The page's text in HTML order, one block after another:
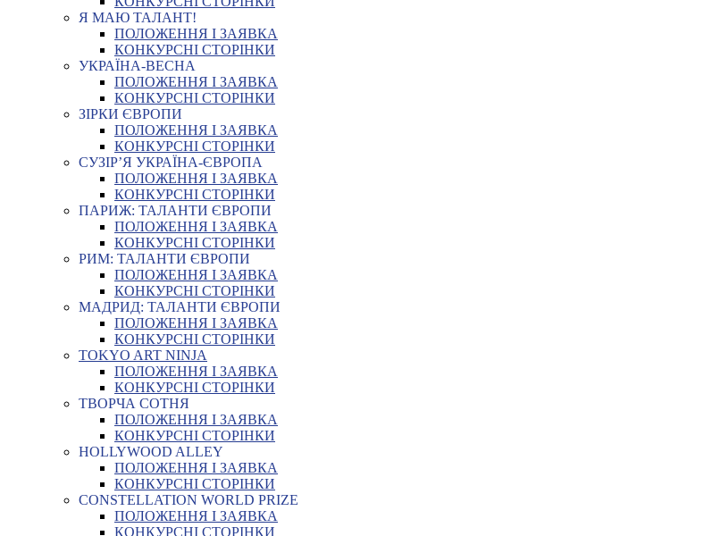
Я МАЮ ТАЛАНТ!
ПОЛОЖЕННЯ І ЗАЯВКА
КОНКУРСНІ СТОРІНКИ
УКРАЇНА-ВЕСНА
ПОЛОЖЕННЯ І ЗАЯВКА
КОНКУРСНІ СТОРІНКИ
ЗІРКИ ЄВРОПИ
ПОЛОЖЕННЯ І ЗАЯВКА
КОНКУРСНІ СТОРІНКИ
СУЗІР’Я УКРАЇНА-ЄВРОПА
ПОЛОЖЕННЯ І ЗАЯВКА
КОНКУРСНІ СТОРІНКИ
ПАРИЖ: ТАЛАНТИ ЄВРОПИ
ПОЛОЖЕННЯ І ЗАЯВКА
КОНКУРСНІ СТОРІНКИ
РИМ: ТАЛАНТИ ЄВРОПИ
ПОЛОЖЕННЯ І ЗАЯВКА
КОНКУРСНІ СТОРІНКИ
МАДРИД: ТАЛАНТИ ЄВРОПИ
ПОЛОЖЕННЯ І ЗАЯВКА
КОНКУРСНІ СТОРІНКИ
TOKYO ART NINJA
ПОЛОЖЕННЯ І ЗАЯВКА
КОНКУРСНІ СТОРІНКИ
ТВОРЧА СОТНЯ
ПОЛОЖЕННЯ І ЗАЯВКА
КОНКУРСНІ СТОРІНКИ
HOLLYWOOD ALLEY
ПОЛОЖЕННЯ І ЗАЯВКА
КОНКУРСНІ СТОРІНКИ
CONSTELLATION WORLD PRIZE
ПОЛОЖЕННЯ І ЗАЯВКА
КОНКУРСНІ СТОРІНКИ